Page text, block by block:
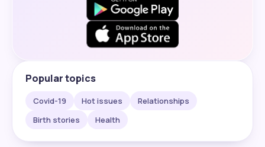
Popular topics
Covid-19 Hot issues
Relationships
Birth stories
Health